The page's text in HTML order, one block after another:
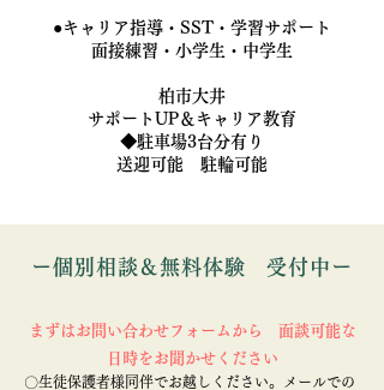
●キャリア指導・SST・学習サポート
面接練習・ 小学生・中学生
柏市大井
サポートUP＆キャリア教育
​◆駐車場3台分有り
送迎可能 駐輪可能
ー個別相談＆無料体験 受付中ー
まずはお問い合わせフォームから 面談可能な
日時をお聞かせください
〇生徒保護者様同伴でお越しください。メールでの